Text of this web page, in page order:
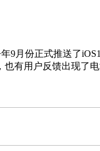
9月份正式推送了
有用户反馈出现了